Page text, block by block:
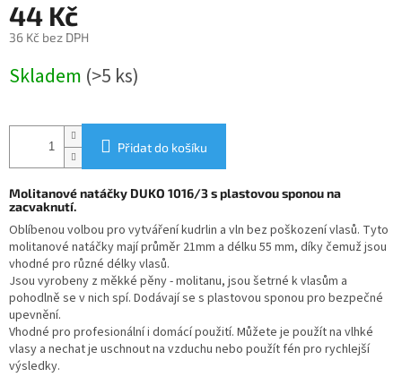
44 Kč
36 Kč bez DPH
cena:
Skladem (>5 ks)
Přidat do košíku
Molitanové natáčky DUKO 1016/3 s plastovou sponou na
zacvaknutí.
Oblíbenou volbou pro vytváření kudrlin a vln bez poškození vlasů. Tyto
molitanové natáčky mají průměr 21mm a délku 55 mm, díky čemuž jsou
vhodné pro různé délky vlasů.
Jsou vyrobeny z měkké pěny - molitanu, jsou šetrné k vlasům a
pohodlně se v nich spí. Dodávají se s plastovou sponou pro bezpečné
upevnění.
Vhodné pro profesionální i domácí použití. Můžete je použít na vlhké
vlasy a nechat je uschnout na vzduchu nebo použít fén pro rychlejší
výsledky.